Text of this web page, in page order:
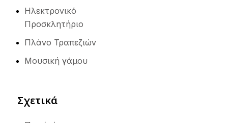
Ηλεκτρονικό
Προσκλητήριο
Πλάνο Τραπεζιών
Μουσική γάμου
Σχετικά